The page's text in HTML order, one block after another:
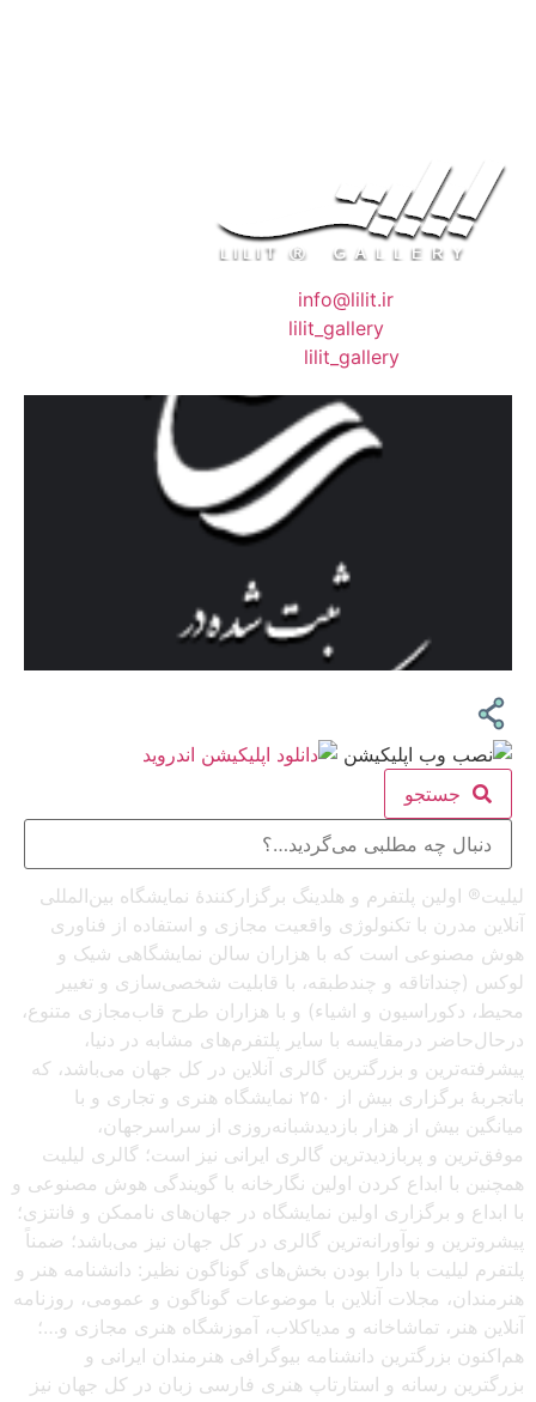
info@lilit.ir
lilit_gallery
lilit_gallery
جستجو
لیلیت® اولین پلتفرم و هلدینگ برگزارکنندهٔ نمایشگاه بین‌المللی
آنلاین مدرن با تکنولوژی واقعیت مجازی و استفاده از فناوری
هوش مصنوعی است که با هزاران سالن نمایشگاهی شیک و
لوکس (چنداتاقه و چندطبقه، با قابلیت شخصی‌سازی و تغییر
محیط، دکوراسیون و اشیاء) و با هزاران طرح قاب‌مجازی متنوع،
درحال‌حاضر درمقایسه با سایر پلتفرم‌های مشابه در دنیا،
پیشرفته‌ترین و بزرگترین گالری آنلاین در کل جهان می‌باشد، که
باتجربهٔ برگزاری بیش از ۲۵۰ نمایشگاه هنری و تجاری و با
میانگین بیش از هزار بازدیدشبانه‌روزی از سراسرجهان،
موفق‌ترین و پربازدیدترین گالری ایرانی نیز است؛ گالری لیلیت
همچنین با ابداع کردن اولین نگارخانه با گویندگی هوش مصنوعی و
با ابداع و برگزاری اولین نمایشگاه در جهان‌های ناممکن و فانتزی؛
پیشروترین و نوآورانه‌ترین گالری در کل جهان نیز می‌باشد؛ ضمناً
پلتفرم لیلیت با دارا بودن بخش‌های گوناگون نظیر: دانشنامه هنر و
هنرمندان، مجلات آنلاین با موضوعات گوناگون و عمومی، روزنامه
آنلاین هنر، تماشاخانه و مدیاکلاب، آموزشگاه هنری مجازی و…؛
هم‌اکنون بزرگترین دانشنامه بیوگرافی هنرمندان ایرانی و
بزرگترین رسانه و استارتاپ هنری فارسی زبان در کل جهان نیز